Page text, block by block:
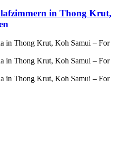
in Thong Krut,